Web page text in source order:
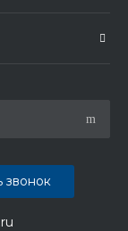
звонок